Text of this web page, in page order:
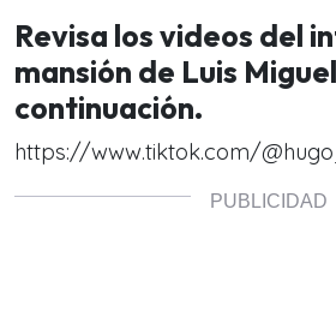
Revisa los videos del
mansión de Luis
continuación.
https://www.tiktok.com/